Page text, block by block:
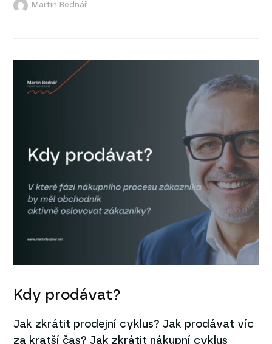
Martin Bednář
Kdy prodávat?
Jak zkrátit prodejní cyklus? Jak prodávat víc
za kratší čas? Jak zkrátit nákupní cyklus